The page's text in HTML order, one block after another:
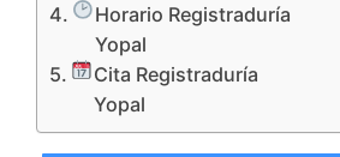
Horario Registraduría
Yopal
Cita Registraduría
Yopal